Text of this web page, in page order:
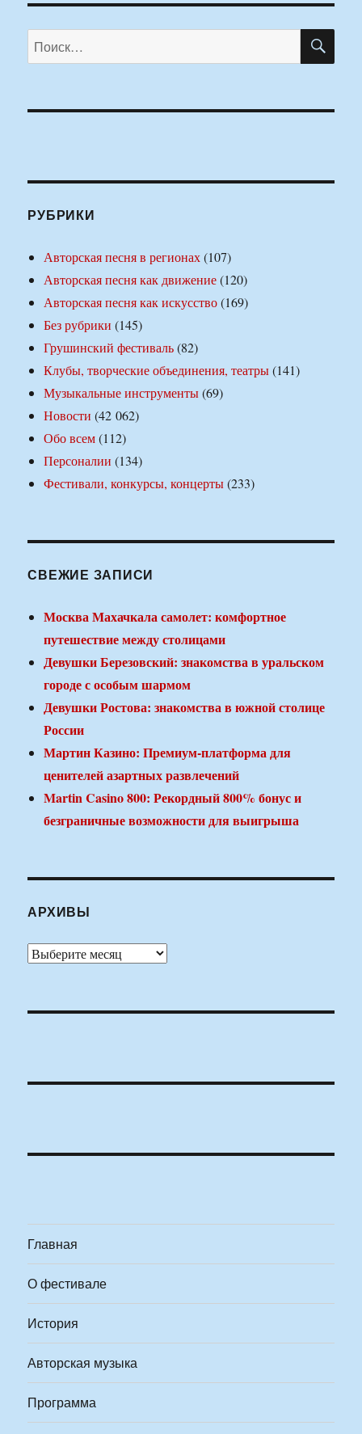
Искать:
РУБРИКИ
Авторская песня в регионах(107)
Авторская песня как движение(120)
Авторская песня как искусство(169)
Без рубрики (145)
Грушинский фестиваль(82)
Клубы, творческие объединения, театры(141)
Музыкальные инструменты(69)
Новости (42 062)
Обо всем(112)
Персоналии (134)
Фестивали, конкурсы, концерты(233)
СВЕЖИЕ ЗАПИСИ
Москва Махачкала самолет: комфортное
путешествие между столицами
Девушки Березовский: знакомства в уральском
городе с особым шармом
Девушки Ростова: знакомства в южной столице
России
Мартин Казино: Премиум-платформа для
ценителей азартных развлечений
Martin Casino 800: Рекордный 800% бонус и
безграничные возможности для выигрыша
АРХИВЫ
Архивы
Главная
О фестивале
История
Авторская музыка
Программа